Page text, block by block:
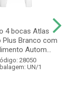
4 bocas Atlas
Plus Branco com
Autom...
28050
UN/1